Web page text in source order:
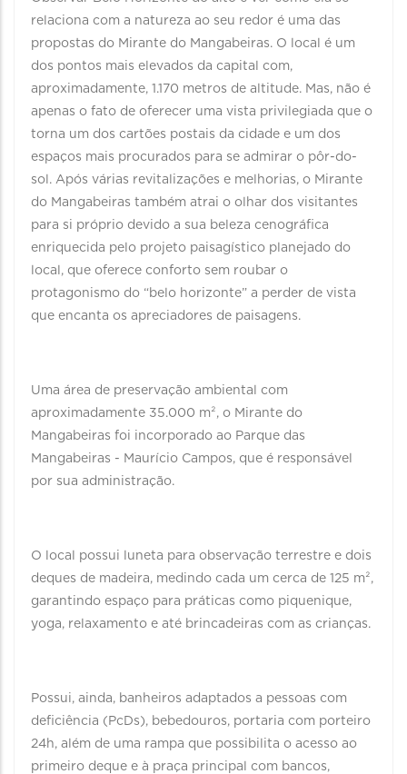
relaciona com a natureza ao seu redor é uma das
propostas do Mirante do Mangabeiras. O local é um
dos pontos mais elevados da capital com,
aproximadamente, 1.170 metros de altitude. Mas, não é
apenas o fato de oferecer uma vista privilegiada que o
torna um dos cartões postais da cidade e um dos
espaços mais procurados para se admirar o pôr-do-
sol. Após várias revitalizações e melhorias, o Mirante
do Mangabeiras também atrai o olhar dos visitantes
para si próprio devido a sua beleza cenográfica
enriquecida pelo projeto paisagístico planejado do
local, que oferece conforto sem roubar o
protagonismo do “belo horizonte” a perder de vista
que encanta os apreciadores de paisagens.
Uma área de preservação ambiental com
aproximadamente 35.000 m², o Mirante do
Mangabeiras foi incorporado ao Parque das
Mangabeiras - Maurício Campos, que é responsável
por sua administração.
O local possui luneta para observação terrestre e dois
deques de madeira, medindo cada um cerca de 125 m²,
garantindo espaço para práticas como piquenique,
yoga, relaxamento e até brincadeiras com as crianças.
Possui, ainda, banheiros adaptados a pessoas com
deficiência (PcDs), bebedouros, portaria com porteiro
24h, além de uma rampa que possibilita o acesso ao
primeiro deque e à praça principal com bancos,